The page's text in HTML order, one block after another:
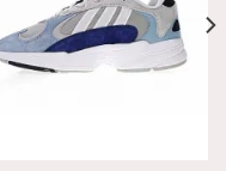
lista de
deseos